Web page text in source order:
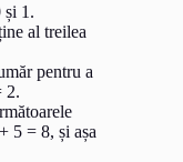
și 1.
al treilea
pentru a
2.
5 = 8, și așa